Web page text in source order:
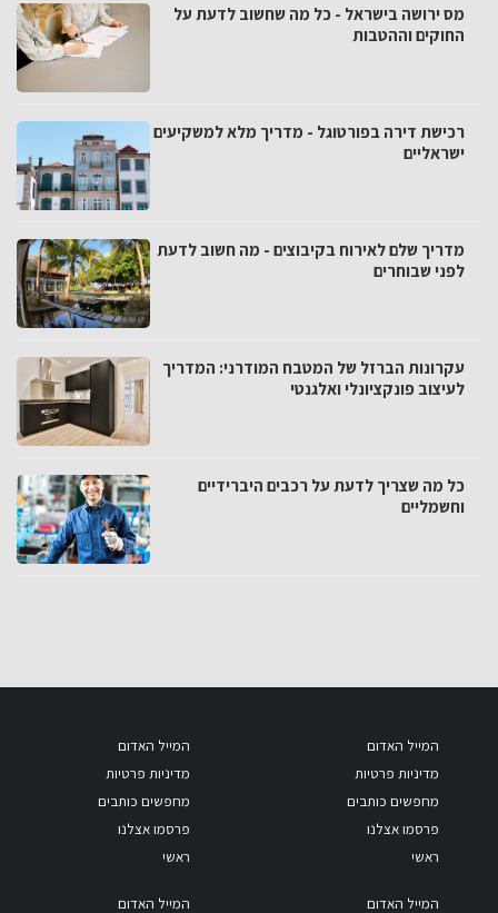
מס ירושה בישראל - כל מה שחשוב לדעת על
החוקים וההטבות
רכישת דירה בפורטוגל - מדריך מלא למשקיעים
ישראליים
מדריך שלם לאירוח בקיבוצים - מה חשוב לדעת
לפני שבוחרים
עקרונות הברזל של המטבח המודרני: המדריך
לעיצוב פונקציונלי ואלגנטי
כל מה שצריך לדעת על רכבים היברידיים
וחשמליים
המייל האדום
מדיניות פרטיות
מחפשים כותבים
פרסמו אצלנו
ראשי
המייל האדום
מדיניות פרטיות
מחפשים כותבים
פרסמו אצלנו
ראשי
המייל האדום המייל האדום